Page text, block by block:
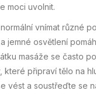
moci uvolnit.
vnímat různé
jemné osvětlení
masáže se často
které připraví tělo na
vést a soustřeďte se